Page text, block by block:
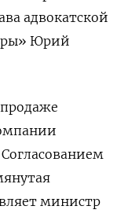
адвокатской
Юрий
министр